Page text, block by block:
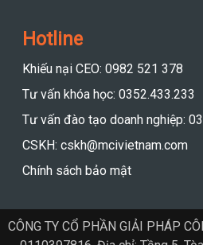
Hotline
Khiếu nại CEO: 0982 521 378
Tư vấn khóa học: 0352.433.233
Tư vấn đào tạo doanh nghiệp:
CSKH: cskh@mcivietnam.com
Chính sách bảo mật
CÔNG TY CỔ PHẦN GIẢI PHÁP